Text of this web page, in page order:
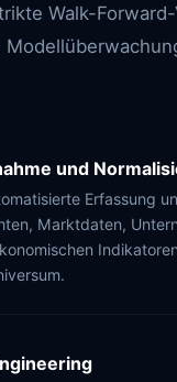
Walk-
und
Erfassung
Marktdaten,